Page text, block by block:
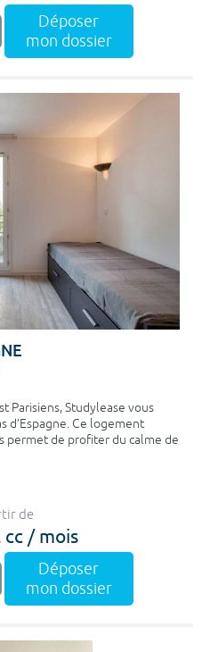
Déposer
mon dossier
Parisiens, Studylease vous
d’Espagne. Ce logement
permet de profiter du calme de
de
/ mois
Déposer
mon dossier